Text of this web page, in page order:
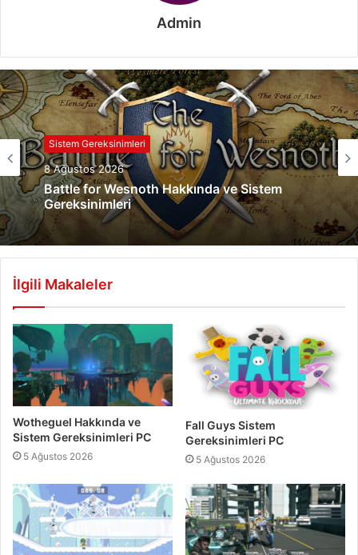
Admin
Sistem Gereksinimleri
8 Ağustos 2026
Battle for Wesnoth Hakkında ve Sistem
Gereksinimleri
İlgili Makaleler
Wotheguel Hakkında ve
Sistem Gereksinimleri PC
5 Ağustos 2026
Fall Guys Sistem
Gereksinimleri PC
5 Ağustos 2026